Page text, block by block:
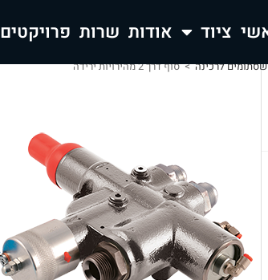
ציוד אודות שרות פרויקטים
שסתומים לרכינה > סוף דרך 2 מהירויות ירידה